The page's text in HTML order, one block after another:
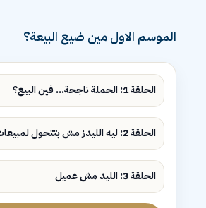
الموسم الاول مين ضيع البيعة؟
الحلقة 1: الحملة ناجحة... فين البيع؟
الحلقة 2: ليه الليدز مش بتتحول لمبيعات؟
الحلقة 3: الليد مش عميل